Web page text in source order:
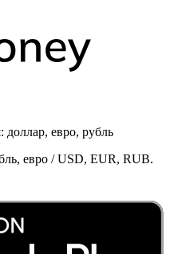
доллар, евро, рубль
евро / USD, EUR, RUB.